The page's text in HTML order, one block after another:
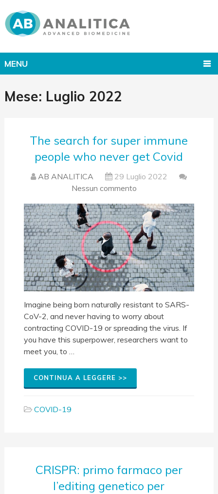
MENU
Mese: Luglio 2022
The search for super immune
people who never get Covid
AB ANALITICA
29 Luglio 2022
Nessun commento
Imagine being born naturally resistant to SARS-
CoV-2, and never having to worry about
contracting COVID-19 or spreading the virus. If
you have this superpower, researchers want to
meet you, to …
CONTINUA A LEGGERE >>
COVID-19
CRISPR: primo farmaco per
l’editing genetico per